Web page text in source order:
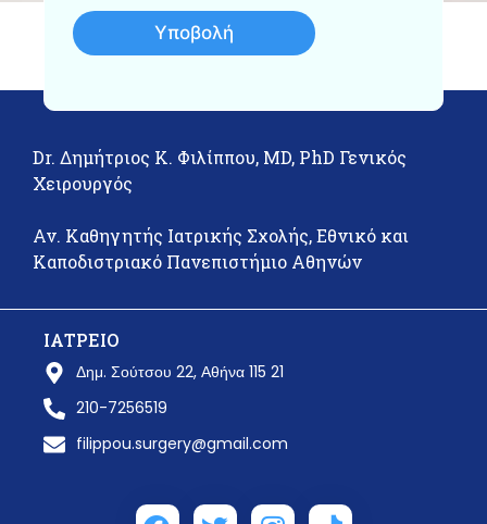
Υποβολή
Dr. Δημήτριος Κ. Φιλίππου, MD, PhD Γενικός
Χειρουργός
Αν. Καθηγητής Ιατρικής Σχολής, Εθνικό και
Καποδιστριακό Πανεπιστήμιο Αθηνών
ΙΑΤΡΕΙΟ
Δημ. Σούτσου 22, Αθήνα 115 21
210-7256519
filippou.surgery@gmail.com